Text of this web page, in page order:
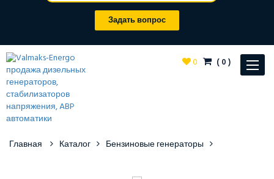
Задать вопрос
Toggle
0 (0)
Главная Каталог Бензиновые генераторы